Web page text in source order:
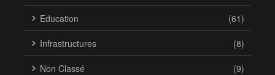
Education (61)
Infrastructures (8)
Non Classé (9)